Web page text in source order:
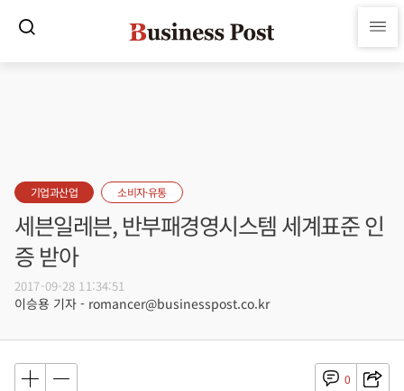
기업과산업 소비자·유통
세븐일레븐, 반부패경영시스템 세계표준 인
증 받아
2017-09-28 11:34:51
이승용 기자 - romancer@businesspost.co.kr
0